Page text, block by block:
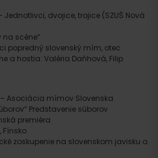
Jednotlivci, dvojice, trojice (SZUŠ Nová
na scéne“
popredný slovenský mím, otec
a hostia: Valéria Daňhová, Filip
Asociácia mímov Slovenska
Predstavenie súborov
premiéra
Fínsko
zoskupenie na slovenskom javisku a